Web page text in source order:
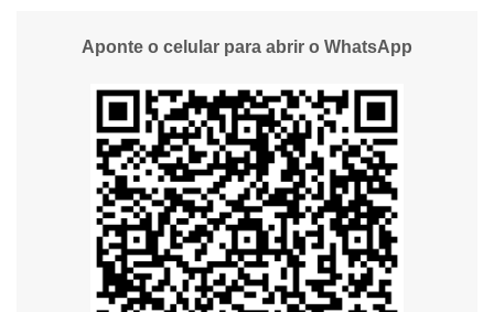
Aponte o celular para abrir o WhatsApp